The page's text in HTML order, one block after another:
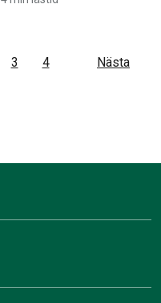
3 4 Nästa